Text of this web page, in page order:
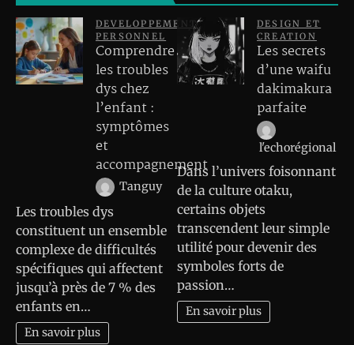
DEVELOPPEMENT
PERSONNEL
Comprendre
les troubles
dys chez
l’enfant :
symptômes
et
accompagnement
Tanguy
Les troubles dys
constituent un ensemble
complexe de difficultés
spécifiques qui affectent
jusqu’à près de 7 % des
enfants en…
En savoir plus
DESIGN ET
CREATION
Les secrets
d’une waifu
dakimakura
parfaite
l'echorégional
Dans l’univers foisonnant
de la culture otaku,
certains objets
transcendent leur simple
utilité pour devenir des
symboles forts de
passion…
En savoir plus